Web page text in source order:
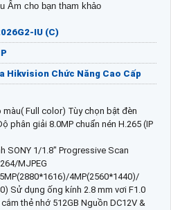
Âm cho bạn tham khảo
IU (C)
Hikvision Chức Năng Cao Cấp
màu( Full color) Tùy chọn bật đèn
phân giải 8.0MP chuẩn nén H.265 (IP
SONY 1/1.8" Progressive Scan
MJPEG
4MP(2560*1440)/
Sử dụng ống kính 2.8 mm vơi F1.0
thẻ nhớ 512GB Nguồn DC12V &